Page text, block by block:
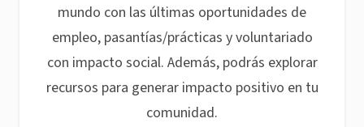
mundo con las últimas oportunidades de
empleo, pasantías/prácticas y voluntariado
con impacto social. Además, podrás explorar
recursos para generar impacto positivo en tu
comunidad.